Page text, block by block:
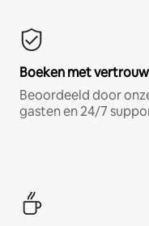
Boeken met
Beoordeeld door
gasten en 24/7